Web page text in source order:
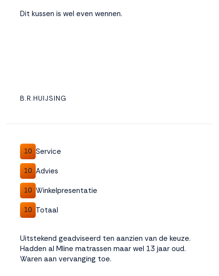
Dit kussen is wel even wennen.
B.R.HUIJSING
10 Service
10 Advies
10 Winkelpresentatie
10 Totaal
Uitstekend geadviseerd ten aanzien van de keuze.
Hadden al Mline matrassen maar wel 13 jaar oud.
Waren aan vervanging toe.